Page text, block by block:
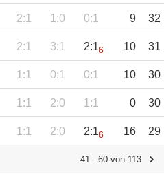
2:1 1:0 0:1 9 32
2:1 3:1 2:16 10 31
1:1 0:1 0:1 10 30
1:1 2:0 1:1 0 30
1:1 2:0 2:16 16 29
41 - 60 von 113